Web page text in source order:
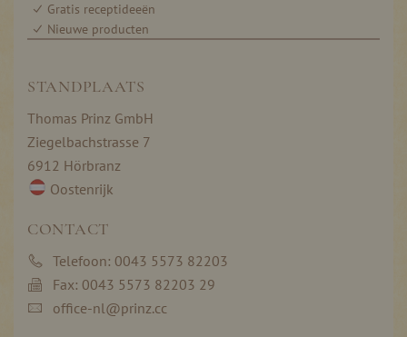
Gratis receptideeën
Nieuwe producten
STANDPLAATS
Thomas Prinz GmbH
Ziegelbachstrasse 7
6912 Hörbranz
Oostenrijk
CONTACT
Telefoon: 0043 5573 82203
Fax: 0043 5573 82203 29
office-nl@prinz.cc